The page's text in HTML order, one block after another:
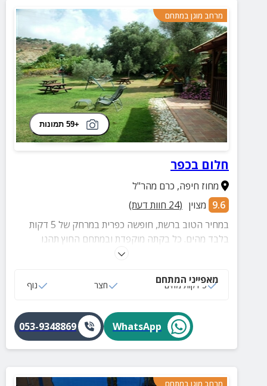
מרחב מוגן במתחם
+59 תמונות
חלום בכפר
מחוז חיפה, כרם מהר"ל
9.6 מצוין (
24 חוות דעת)
במחיר הטוב ברשת, חופשה כפרית במרחק של 5 דקות
בלבד מהים. כל בקתה מוקפדת ובמתחם החוץ תהנו
ממדשאות ירוקות, פינות ברביקיו ועוד
מאפייני המתחם
5 דקות מהים חצר נוף
WhatsApp
053-9348869